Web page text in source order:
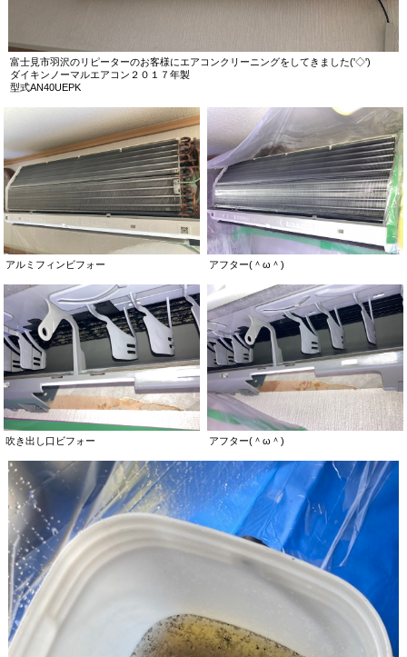
富士見市羽沢のリピーターのお客様にエアコンクリーニングをしてきました('◇')ゞ
ダイキンノーマルエアコン２０１７年製
型式AN40UEPK
アルミフィンビフォー アフター(＾ω＾)
吹き出し口ビフォー アフター(＾ω＾)